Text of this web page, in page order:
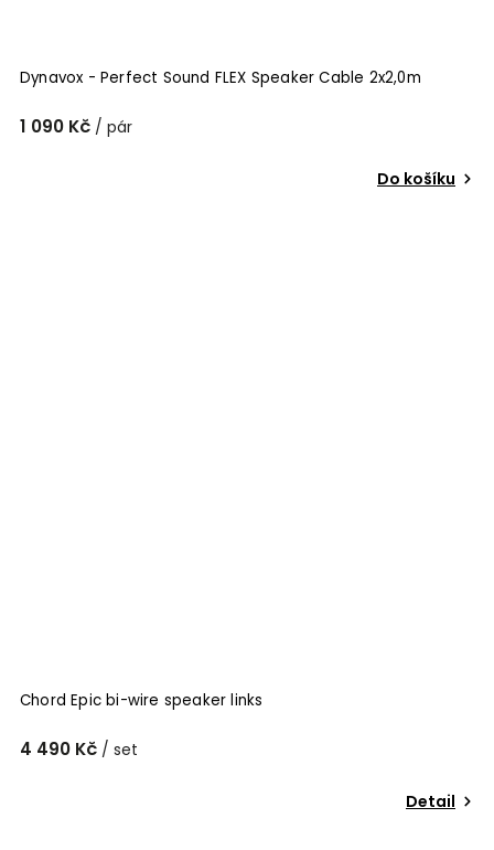
Dynavox - Perfect Sound FLEX Speaker Cable 2x2,0m
1 090 Kč / pár
Do košíku
Chord Epic bi-wire speaker links
4 490 Kč / set
Detail